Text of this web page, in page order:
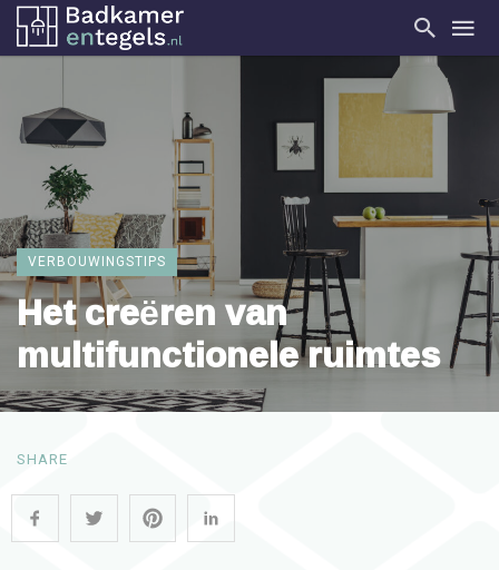
VERBOUWINGSTIPS
Het creëren van
multifunctionele ruimtes
SHARE